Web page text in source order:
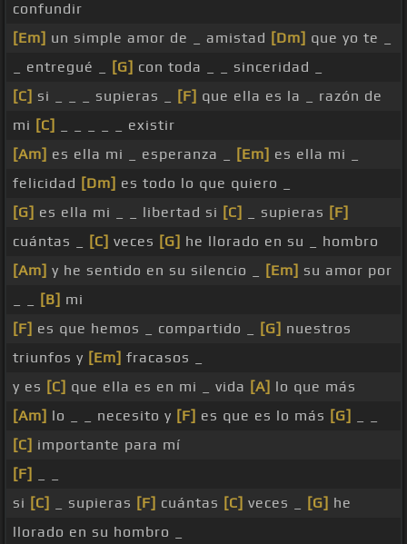
confundir
[Em] un simple amor de _ amistad [Dm] que yo te _
_ entregué _
[G] con toda _ _ sinceridad _
[C] si _ _ _ supieras _ [F] que ella es la _ razón de
mi [C]
_ _ _ _ _ existir
[Am] es ella mi _ esperanza _ [Em] es ella mi _
felicidad [Dm] es todo lo que quiero _
[G] es ella mi _ _ libertad si [C] _ supieras [F]
cuántas _
[C] veces [G] he llorado en su _ hombro
[Am] y he sentido en su silencio _ [Em] su amor por
[B] mi
[F] es que hemos _ compartido _ [G] nuestros
triunfos y [Em] fracasos _
y es [C] que ella es en mi _ vida [A] lo que más
[Am] lo _ _ necesito y [F] es que es lo más [G]
[C] importante para mí
[F]
si [C] _ supieras [F] cuántas [C] veces _ [G] he
llorado en su hombro _